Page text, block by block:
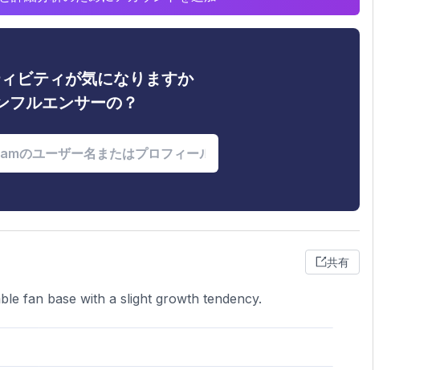
ビティが気になりますか
フルエンサーの？
共有
fan base with a slight growth tendency.